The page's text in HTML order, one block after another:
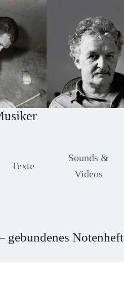
Texte
Sounds &
Videos
gebundenes Notenheft